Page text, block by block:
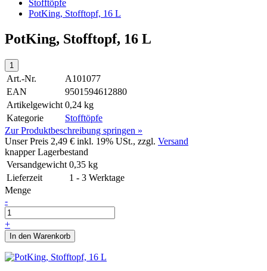
Stofftöpfe
PotKing, Stofftopf, 16 L
PotKing, Stofftopf, 16 L
Art.-Nr.
A101077
EAN
9501594612880
Artikelgewicht 0,24 kg
Kategorie
Stofftöpfe
Zur Produktbeschreibung springen »
Unser Preis 2,49 € inkl. 19% USt., zzgl. Versand
knapper Lagerbestand
Versandgewicht 0,35 kg
Lieferzeit
1 - 3 Werktage
Menge
-
+
In den Warenkorb